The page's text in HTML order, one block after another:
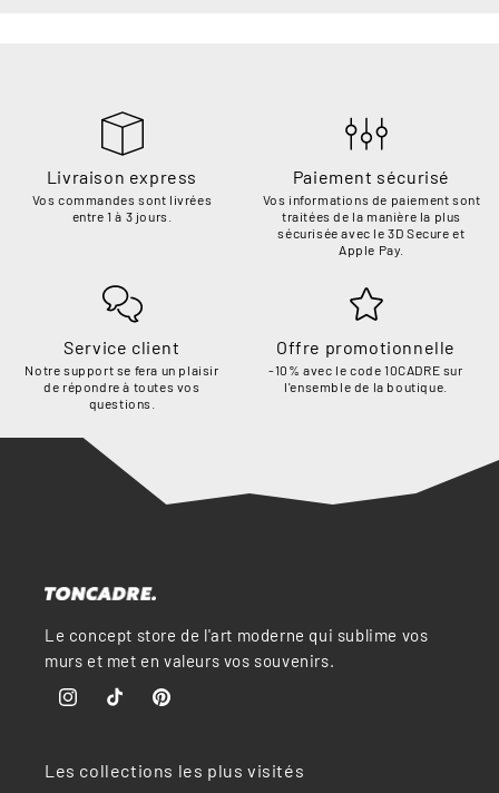
Livraison express
Vos commandes sont livrées
entre 1 à 3 jours.
Paiement sécurisé
Vos informations de paiement sont
traitées de la manière la plus
sécurisée avec le 3D Secure et
Apple Pay.
Service client
Notre support se fera un plaisir
de répondre à toutes vos
questions.
Offre promotionnelle
-10% avec le code 10CADRE sur
l'ensemble de la boutique.
Le concept store de l'art moderne qui sublime vos
murs et met en valeurs vos souvenirs.
InstagramTikTok Pinterest
Les collections les plus visités